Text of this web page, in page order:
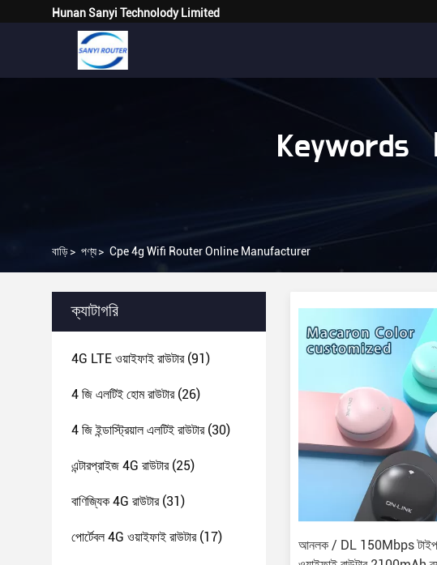
Hunan Sanyi Technolody Limited
Keywords
বাড়ি> পণ্য> Cpe 4g Wifi Router Online Manufacturer
ক্যাটাগরি
4G LTE ওয়াইফাই রাউটার(91)
4 জি এলটিই হোম রাউটার(26)
4 জি ইন্ডাস্ট্রিয়াল এলটিই রাউটার(30)
এন্টারপ্রাইজ 4G রাউটার(25)
বাণিজ্যিক 4G রাউটার(31)
পোর্টেবল 4G ওয়াইফাই রাউটার(17)
আনলক / DL 150Mbps টাইপ